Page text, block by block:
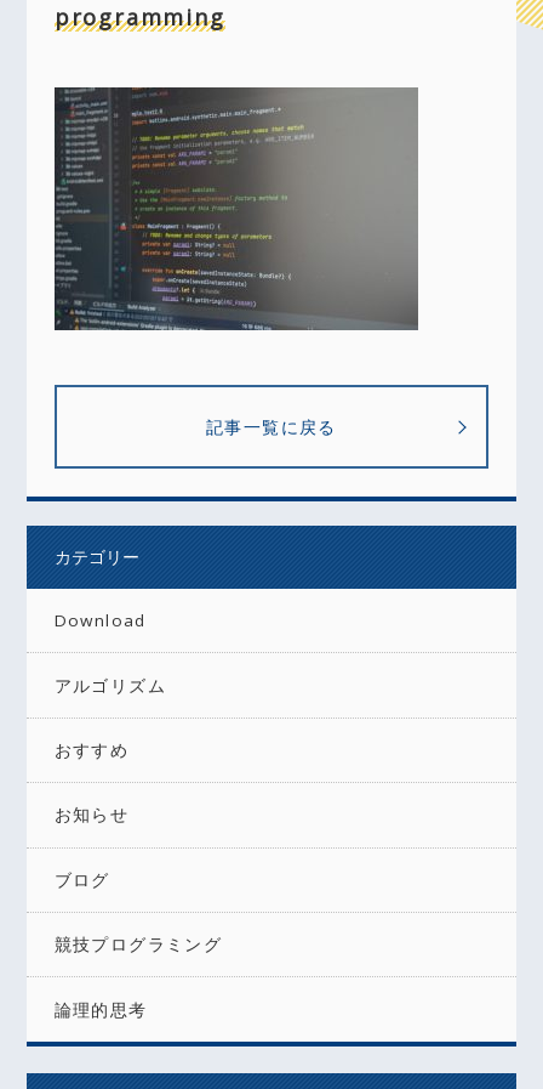
programming
記事一覧に戻る
カテゴリー
Download
アルゴリズム
おすすめ
お知らせ
ブログ
競技プログラミング
論理的思考